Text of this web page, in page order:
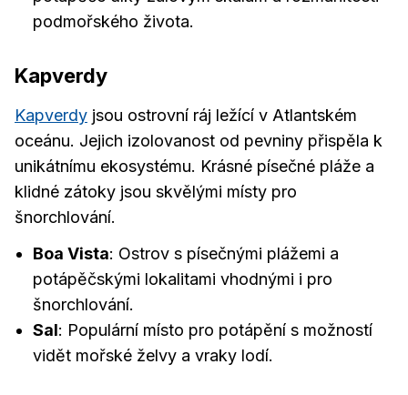
podmořského života.
Kapverdy
Kapverdy jsou ostrovní ráj ležící v Atlantském
oceánu. Jejich izolovanost od pevniny přispěla k
unikátnímu ekosystému. Krásné písečné pláže a
klidné zátoky jsou skvělými místy pro
šnorchlování.
Boa Vista: Ostrov s písečnými plážemi a
potápěčskými lokalitami vhodnými i pro
šnorchlování.
Sal: Populární místo pro potápění s možností
vidět mořské želvy a vraky lodí.